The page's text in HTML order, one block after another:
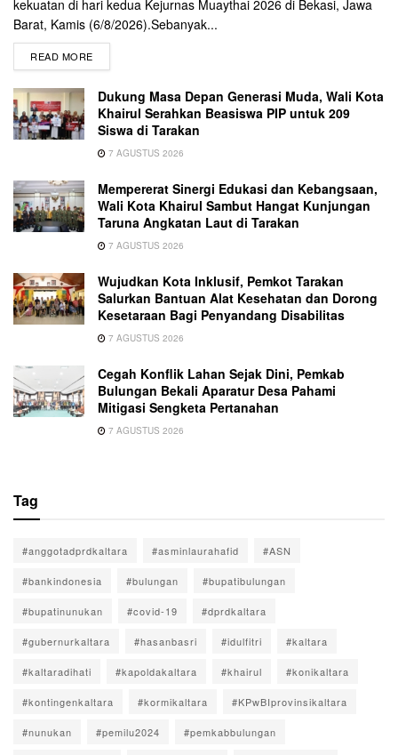
kekuatan di hari kedua Kejurnas Muaythai 2026 di Bekasi, Jawa
Barat, Kamis (6/8/2026).Sebanyak...
READ MORE
Dukung Masa Depan Generasi Muda, Wali Kota
Khairul Serahkan Beasiswa PIP untuk 209
Siswa di Tarakan
7 AGUSTUS 2026
Mempererat Sinergi Edukasi dan Kebangsaan,
Wali Kota Khairul Sambut Hangat Kunjungan
Taruna Angkatan Laut di Tarakan
7 AGUSTUS 2026
Wujudkan Kota Inklusif, Pemkot Tarakan
Salurkan Bantuan Alat Kesehatan dan Dorong
Kesetaraan Bagi Penyandang Disabilitas
7 AGUSTUS 2026
Cegah Konflik Lahan Sejak Dini, Pemkab
Bulungan Bekali Aparatur Desa Pahami
Mitigasi Sengketa Pertanahan
7 AGUSTUS 2026
Tag
#anggotadprdkaltara #asminlaurahafid #ASN
#bankindonesia #bulungan #bupatibulungan
#bupatinunukan #covid-19 #dprdkaltara
#gubernurkaltara #hasanbasri #idulfitri #kaltara
#kaltaradihati #kapoldakaltara #khairul #konikaltara
#kontingenkaltara #kormikaltara #KPwBIprovinsikaltara
#nunukan #pemilu2024 #pemkabbulungan